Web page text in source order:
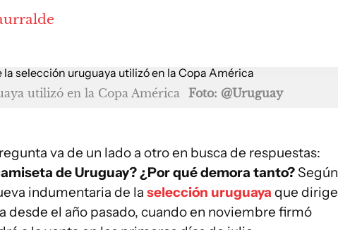
utilizó en la Copa América Foto: @Uruguay
va de un lado a otro en busca de respuestas:
de Uruguay? ¿Por qué demora tanto? Según
indumentaria de la selección uruguaya que dirige
desde el año pasado, cuando en noviembre firmó